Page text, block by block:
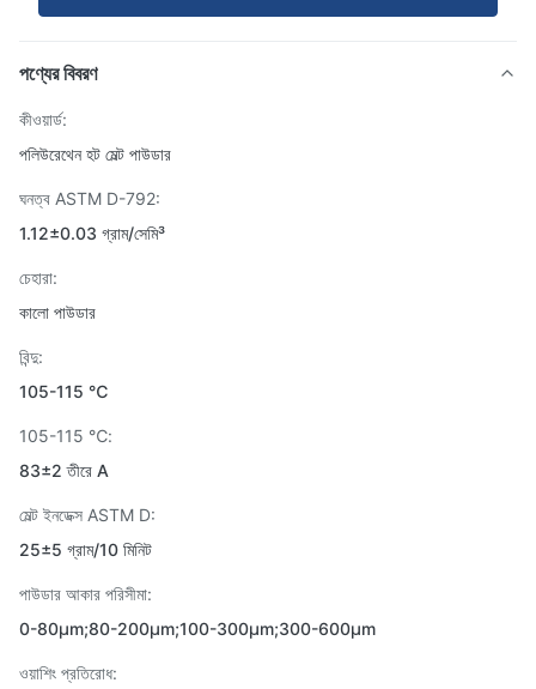
পণ্যের বিবরণ
কীওয়ার্ড:
পলিউরেথেন হট মেল্ট পাউডার
ঘনত্ব ASTM D-792:
1.12±0.03 গ্রাম/সেমি³
চেহারা:
কালো পাউডার
বিন্দু:
105-115 ℃
105-115 ℃:
83±2 তীরে A
মেল্ট ইনডেক্স ASTM D:
25±5 গ্রাম/10 মিনিট
পাউডার আকার পরিসীমা:
0-80μm;80-200μm;100-300μm;300-600μm
ওয়াশিং প্রতিরোধ: